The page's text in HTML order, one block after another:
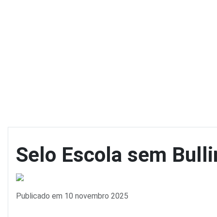
Selo Escola sem
Detalhes
Publicado em 10 novembro 2025